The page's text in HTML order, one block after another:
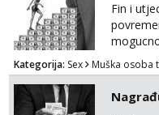
Fin i
potpora!
Kategorija: Sex Muška osoba